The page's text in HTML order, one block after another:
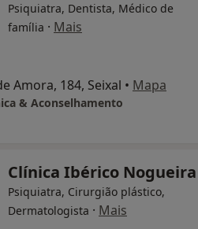
Psiquiatra, Dentista, Médico de
família · Mais
Amora, 184, Seixal • Mapa
& Aconselhamento
Clínica Ibérico Nogueira
Psiquiatra, Cirurgião plástico,
Dermatologista · Mais